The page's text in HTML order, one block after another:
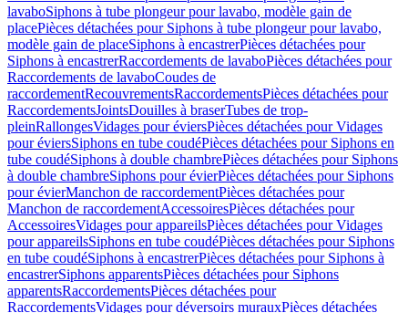
lavaboSiphons à tube plongeur pour lavabo, modèle gain de
placePièces détachées pour Siphons à tube plongeur pour lavabo,
modèle gain de placeSiphons à encastrerPièces détachées pour
Siphons à encastrerRaccordements de lavaboPièces détachées pour
Raccordements de lavaboCoudes de
raccordementRecouvrementsRaccordementsPièces détachées pour
RaccordementsJointsDouilles à braserTubes de trop-
pleinRallongesVidages pour éviersPièces détachées pour Vidages
pour éviersSiphons en tube coudéPièces détachées pour Siphons en
tube coudéSiphons à double chambrePièces détachées pour Siphons
à double chambreSiphons pour évierPièces détachées pour Siphons
pour évierManchon de raccordementPièces détachées pour
Manchon de raccordementAccessoiresPièces détachées pour
AccessoiresVidages pour appareilsPièces détachées pour Vidages
pour appareilsSiphons en tube coudéPièces détachées pour Siphons
en tube coudéSiphons à encastrerPièces détachées pour Siphons à
encastrerSiphons apparentsPièces détachées pour Siphons
apparentsRaccordementsPièces détachées pour
RaccordementsVidages pour déversoirs murauxPièces détachées